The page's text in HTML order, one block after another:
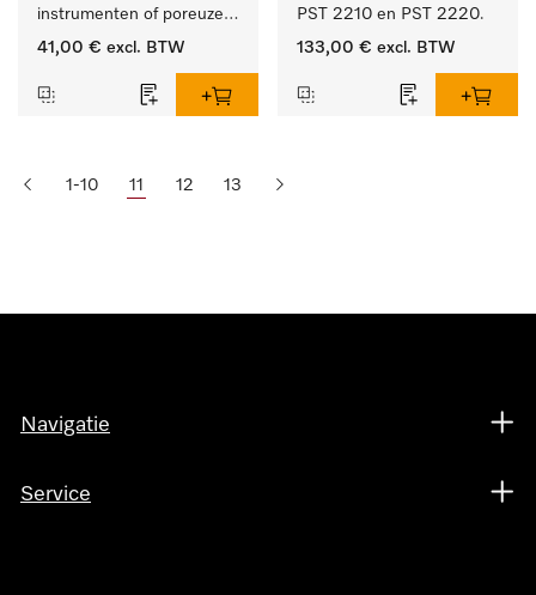
instrumenten of poreuze
goederen, groot.
41,00 € excl. BTW
PST 2210 en PST 2220.
133,00 € excl. BTW
1-10 11 12 13
Navigatie
Service